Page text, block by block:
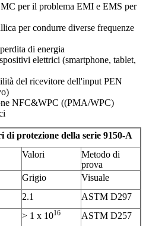
per il problema EMI e EMS per
per condurre diverse frequenze
di energia
elettrici (smartphone, tablet,
del ricevitore dell'input PEN
NFC&WPC ((PMA/WPC)
di protezione della serie 9150-A
Valori
Metodo di
prova
Grigio
Visuale
2.1
ASTM D297
> 1 x 1016 ASTM D257